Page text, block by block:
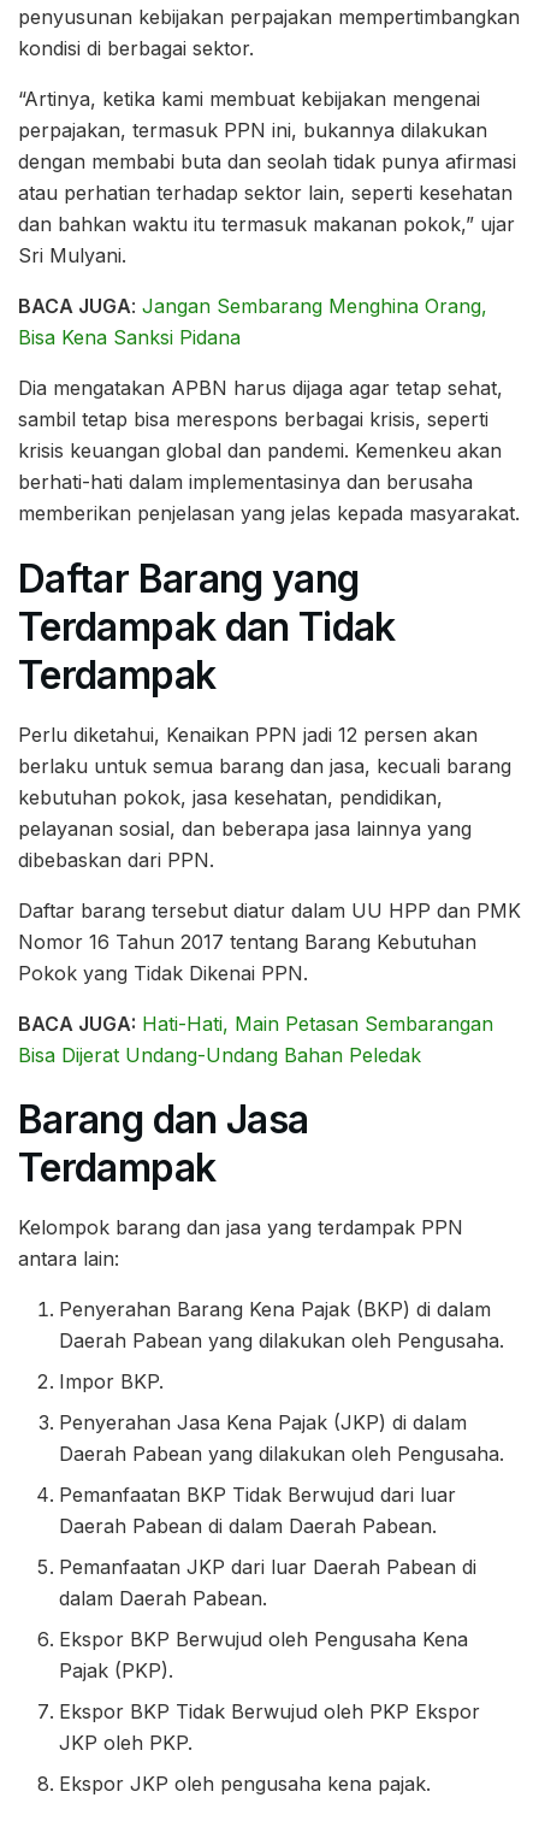
penyusunan kebijakan perpajakan mempertimbangkan
kondisi di berbagai sektor.
“Artinya, ketika kami membuat kebijakan mengenai
perpajakan, termasuk PPN ini, bukannya dilakukan
dengan membabi buta dan seolah tidak punya afirmasi
atau perhatian terhadap sektor lain, seperti kesehatan
dan bahkan waktu itu termasuk makanan pokok,” ujar
Sri Mulyani.
BACA JUGA: Jangan Sembarang Menghina Orang,
Bisa Kena Sanksi Pidana
Dia mengatakan APBN harus dijaga agar tetap sehat,
sambil tetap bisa merespons berbagai krisis, seperti
krisis keuangan global dan pandemi. Kemenkeu akan
berhati-hati dalam implementasinya dan berusaha
memberikan penjelasan yang jelas kepada masyarakat.
Daftar Barang yang
Terdampak dan Tidak
Terdampak
Perlu diketahui, Kenaikan PPN jadi 12 persen akan
berlaku untuk semua barang dan jasa, kecuali barang
kebutuhan pokok, jasa kesehatan, pendidikan,
pelayanan sosial, dan beberapa jasa lainnya yang
dibebaskan dari PPN.
Daftar barang tersebut diatur dalam UU HPP dan PMK
Nomor 16 Tahun 2017 tentang Barang Kebutuhan
Pokok yang Tidak Dikenai PPN.
BACA JUGA: Hati-Hati, Main Petasan Sembarangan
Bisa Dijerat Undang-Undang Bahan Peledak
Barang dan Jasa
Terdampak
Kelompok barang dan jasa yang terdampak PPN
antara lain:
Penyerahan Barang Kena Pajak (BKP) di dalam
Daerah Pabean yang dilakukan oleh Pengusaha.
Impor BKP.
Penyerahan Jasa Kena Pajak (JKP) di dalam
Daerah Pabean yang dilakukan oleh Pengusaha.
Pemanfaatan BKP Tidak Berwujud dari luar
Daerah Pabean di dalam Daerah Pabean.
Pemanfaatan JKP dari luar Daerah Pabean di
dalam Daerah Pabean.
Ekspor BKP Berwujud oleh Pengusaha Kena
Pajak (PKP).
Ekspor BKP Tidak Berwujud oleh PKP Ekspor
JKP oleh PKP.
Ekspor JKP oleh pengusaha kena pajak.